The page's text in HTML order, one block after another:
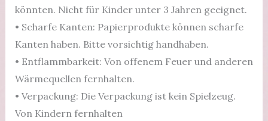
könnten. Nicht für Kinder unter 3 Jahren geeignet.
• Scharfe Kanten: Papierprodukte können scharfe
Kanten haben. Bitte vorsichtig handhaben.
• Entflammbarkeit: Von offenem Feuer und anderen
Wärmequellen fernhalten.
• Verpackung: Die Verpackung ist kein Spielzeug.
Von Kindern fernhalten